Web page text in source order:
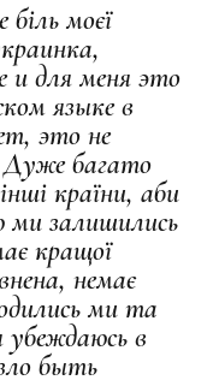
моєї
и для меня это
языке в
это не
багато
країни, аби
ми залишились
кращої
немає
ми та
в
быть